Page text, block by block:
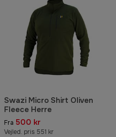
Swazi Micro Shirt Oliven
Fleece Herre
Fra 500 kr
Vejled. pris 551 kr